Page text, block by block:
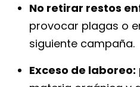
No retirar restos
provocar plagas o
siguiente campaña.
Exceso de laboreo: